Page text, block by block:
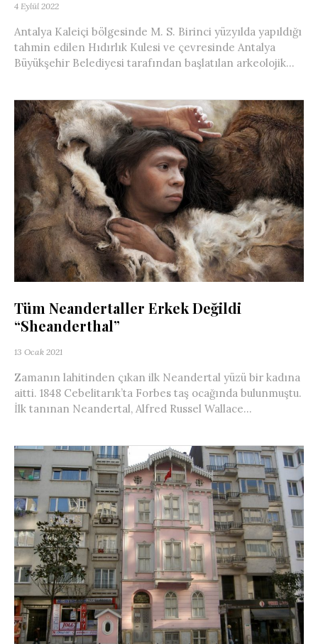
4 Eylül 2022
Antalya Kaleiçi bölgesinde M. S. Birinci yüzyılda yapıldığı
tahmin edilen Hıdırlık Kulesi ve çevresinde Antalya
Büyükşehir Belediyesi tarafından başlatılan arkeolojik...
Tüm Neandertaller Erkek Değildi
“Sheanderthal”
13 Ocak 2021
Zamanın lahitinden çıkan ilk Neandertal yüzü bir kadına
aitti. 1848 Cebelitarık’ta Forbes taş ocağında bulunmuştu.
İlk tanınan Neandertal, Alfred Russel Wallace...